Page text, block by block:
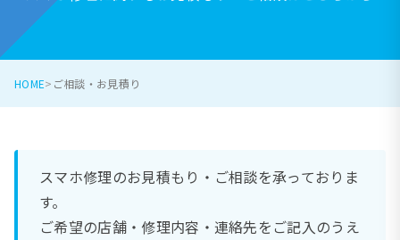
HOME ご相談・お見積り
スマホ修理のお見積もり・ご相談を承っておりま
す。
ご希望の店舗・修理内容・連絡先をご記入のうえ